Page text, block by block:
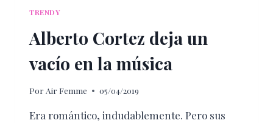
TRENDY
Alberto Cortez deja un
vacío en la música
Por Air Femme 05/04/2019
Era romántico, indudablemente. Pero sus